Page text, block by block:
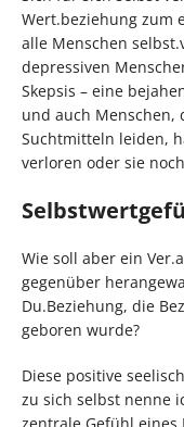
Wert.beziehung zum
alle Menschen
depressiven
Skepsis – eine
und auch Menschen,
Suchtmitteln leiden,
verloren oder sie
Wie soll aber ein
gegenüber
Du.Beziehung, die
geboren wurde?
Diese positive
zu sich selbst nenne